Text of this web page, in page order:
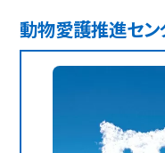
動物愛護推進セ